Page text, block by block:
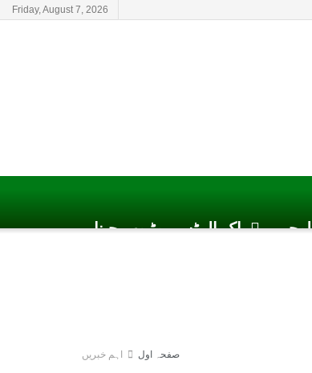
Friday, August 7, 2026
پاک الرٹس یوٹیوب چینل
صفحہ اول اہم خبریں